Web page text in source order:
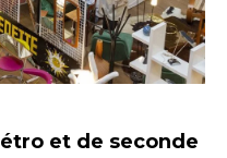
étro et de seconde